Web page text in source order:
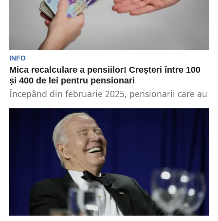
INFO
Mica recalculare a pensiilor! Creșteri între 100
și 400 de lei pentru pensionari
Începând din februarie 2025, pensionarii care au